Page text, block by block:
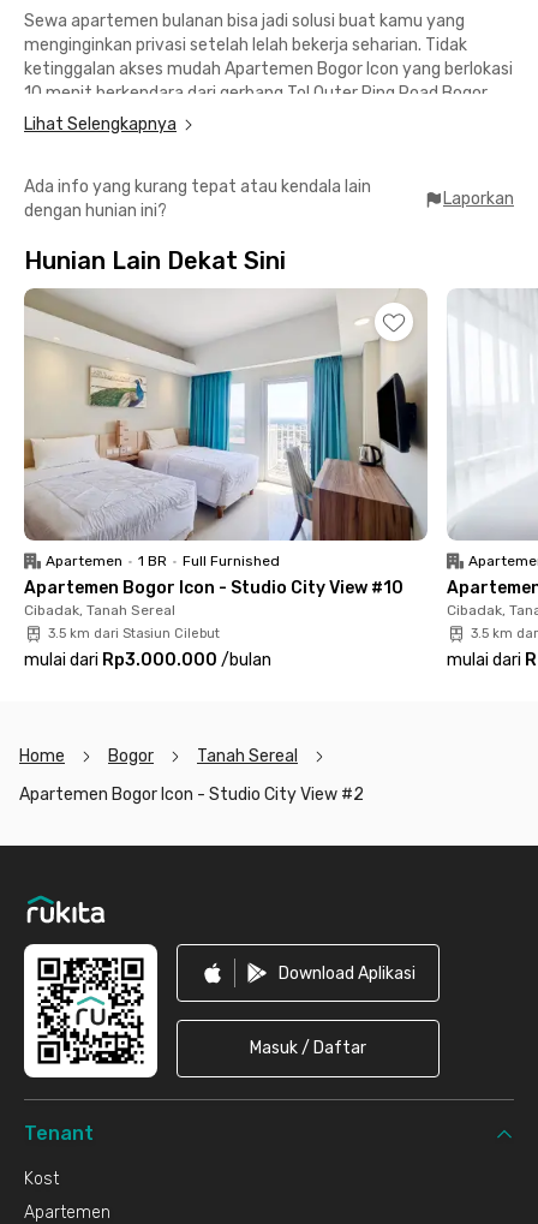
Sewa apartemen bulanan bisa jadi solusi buat kamu yang
menginginkan privasi setelah lelah bekerja seharian. Tidak
ketinggalan akses mudah Apartemen Bogor Icon yang berlokasi
10 menit berkendara dari gerbang Tol Outer Ring Road Bogor.
Apartemen di Bogor ini juga strategis ke berbagai pusat
atau Informa Yasmin Bogor bisa dicapai kurang dari 5 menit.
Menuju perkantoran di Jalan Pajajaran atau Stasiun Bogor
Apartemen Bogor Icon - Studio City View #2 menawarkan
kamar fully furnished dengan AC, TV, kamar mandi dalam yang
dilengkapi shower dan water heater.
Tagihan sewa Apartemen Bogor Icon sudah termasuk akses
menggunakan fasilitas bersamanya seperti kolam renang,
gym, area parkir, juga lift dan lobi. Cocok buat pekerja kantoran
dan pasutri yang tidak ingin mengurus hunian dengan banyak
ruang.
Lakukan online booking untuk mengamankan unitmu di
Apartemen Bogor Icon ini!
Lihat Selengkapnya
Ada info yang kurang tepat atau kendala lain
dengan hunian ini?
Laporkan
Hunian Lain Dekat Sini
Apartemen • 1 BR • Full Furnished
Apartemen Bogor Icon - Studio City View #10
Cibadak, Tanah Sereal
3.5 km dari Stasiun Cilebut
mulai dari Rp3.000.000 /bulan
Cibadak,
3.5 km
mulai dari
Home Bogor
Tanah Sereal
Apartemen Bogor Icon - Studio City View #2
Download Aplikasi
Masuk / Daftar
Tenant
Kost
Apartemen